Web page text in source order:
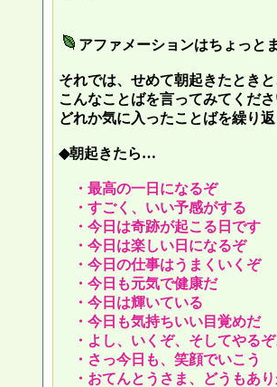
アファメーションはちょっと
それでは、せめて朝起きたとき
こんなことばを言ってみてくだ
どれか気に入ったことばを繰り
◆朝起きたら…
・最高の一日になるぞ
・すごく、いい予感がする
・今日は奇跡が起こる日です
・今日は楽しい日になるぞ
・今日の仕事はうまくいくぞ
・今日も元気で健康だ
・今日は輝いている
・今日も気持ちいい目覚めだ
・よし、いくぞ、そしてやる
・さっ今日も、笑顔でいこう
・おてんとうさま、どうもあ